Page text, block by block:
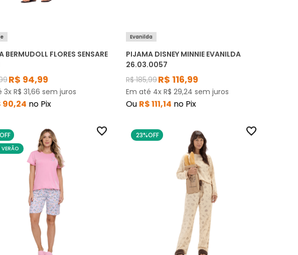
BERMUDOLL FLORES SENSARE
R$ 94,99
3x R$ 31,66 sem juros
90,24 no Pix
Evanilda
PIJAMA DISNEY MINNIE EVANILDA
26.03.0057
R$ 185,99R$ 116,99
Em até 4xR$ 29,24 sem juros
Ou R$111,14 no Pix
OFF 23%OFF